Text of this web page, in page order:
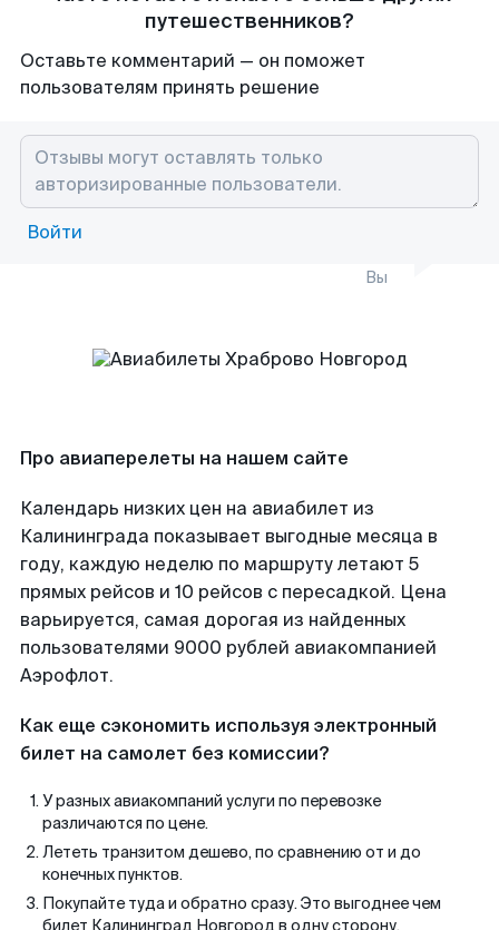
путешественников?
Оставьте комментарий — он поможет
пользователям принять решение
Войти
Вы
Про авиаперелеты на нашем сайте
Календарь низких цен на авиабилет из
Калининграда показывает выгодные месяца в
году, каждую неделю по маршруту летают 5
прямых рейсов и 10 рейсов с пересадкой. Цена
варьируется, самая дорогая из найденных
пользователями 9000 рублей авиакомпанией
Аэрофлот.
Как еще сэкономить используя электронный
билет на самолет без комиссии?
У разных авиакомпаний услуги по перевозке
различаются по цене.
Лететь транзитом дешево, по сравнению от и до
конечных пунктов.
Покупайте туда и обратно сразу. Это выгоднее чем
билет Калининград Новгород в одну сторону.